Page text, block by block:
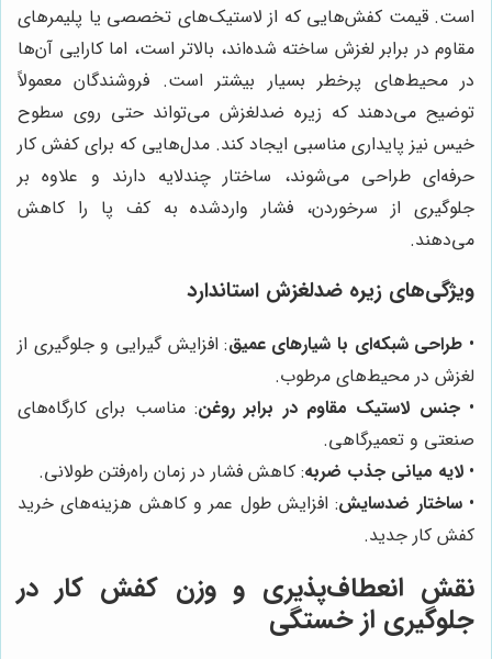
است. قیمت کفش‌هایی که از لاستیک‌های تخصصی یا پلیمرهای
مقاوم در برابر لغزش ساخته شده‌اند، بالاتر است، اما کارایی آن‌ها
در محیط‌های پرخطر بسیار بیشتر است. فروشندگان معمولاً
توضیح می‌دهند که زیره ضدلغزش می‌تواند حتی روی سطوح
خیس نیز پایداری مناسبی ایجاد کند. مدل‌هایی که برای کفش کار
حرفه‌ای طراحی می‌شوند، ساختار چندلایه دارند و علاوه بر
جلوگیری از سرخوردن، فشار واردشده به کف پا را کاهش
می‌دهند.
ویژگی‌های زیره ضدلغزش استاندارد
• طراحی شبکه‌ای با شیارهای عمیق: افزایش گیرایی و جلوگیری از
لغزش در محیط‌های مرطوب.
•جنس لاستیک مقاوم در برابر روغن: مناسب برای کارگاه‌های
صنعتی و تعمیرگاهی.
• لایه میانی جذب ضربه: کاهش فشار در زمان راه‌رفتن طولانی.
•ساختار ضدسایش: افزایش طول عمر و کاهش هزینه‌های خرید
کفش کار جدید.
نقش انعطاف‌پذیری و وزن کفش کار در
جلوگیری از خستگی